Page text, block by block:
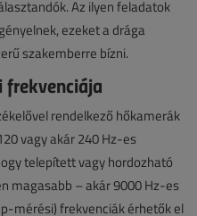
Az ilyen feladatok
ezeket a drága
szakemberre bízni.
rendelkező hőkamerák
vagy akár 240 Hz-es
telepített vagy hordozható
magasabb – akár 9000 Hz-es
mérési) frekvenciák érhetők el